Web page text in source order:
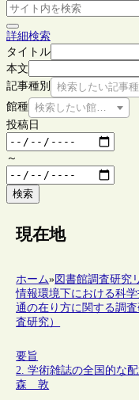
詳細検索
タイトル
本文
記事種別
検索したい記事
館種 検索したい館種を選択
投稿日
～
検索
現在地
ホーム»図書館調査研究
情報環境下における科
通の在り方に関する調
査研究）
要旨
2. 学術雑誌の全国的な
森 敦